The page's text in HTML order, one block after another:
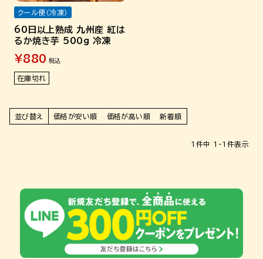
60日以上熟成 九州産 紅は
るか焼き芋 500g 冷凍
クール便（冷凍）
¥880 税込
在庫切れ
並び替え 価格が安い順 価格が高い順 新着順
1 件中 1 -1 件表示